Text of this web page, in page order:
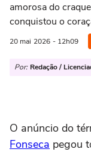
amorosa do
conquistou o
20 mai 2026 - 12h09
Por: Redação /
O anúncio do
Fonseca pegou